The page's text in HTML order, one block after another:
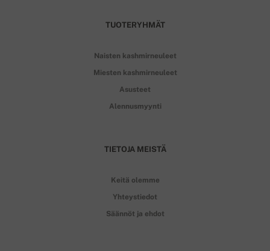
TUOTERYHMÄT
Naisten kashmirneuleet
Miesten kashmirneuleet
Asusteet
Alennusmyynti
TIETOJA MEISTÄ
Keitä olemme
Yhteystiedot
Säännöt ja ehdot